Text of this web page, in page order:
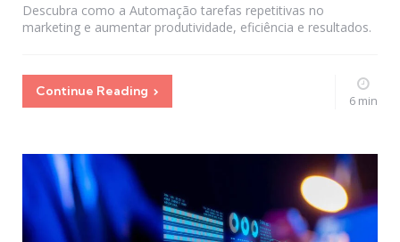
Descubra como a Automação tarefas repetitivas no
marketing e aumentar produtividade, eficiência e resultados.
Continue Reading
6 min